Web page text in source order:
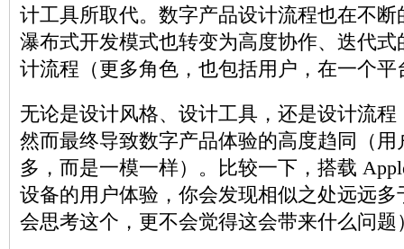
计工具所取代。数字产品设计流程也在不
瀑布式开发模式也转变为高度协作、迭代
计流程（更多角色，也包括用户，在一个
无论是设计风格、设计工具，还是设计流
然而最终导致数字产品体验的高度趋同（
多，而是一模一样）。比较一下，搭载
设备的用户体验，你会发现相似之处远远
会思考这个，更不会觉得这会带来什么问题